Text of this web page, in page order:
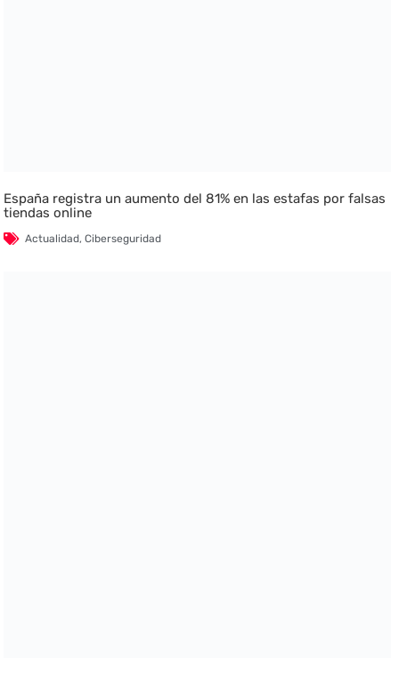
España registra un aumento del 81% en las estafas por falsas
tiendas online
Actualidad,Ciberseguridad